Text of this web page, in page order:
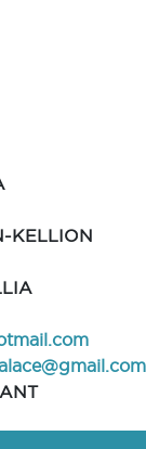
KELLION